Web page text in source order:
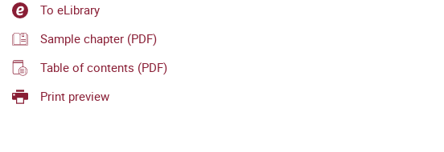
To eLibrary
Sample chapter (PDF)
Table of contents (PDF)
Print preview